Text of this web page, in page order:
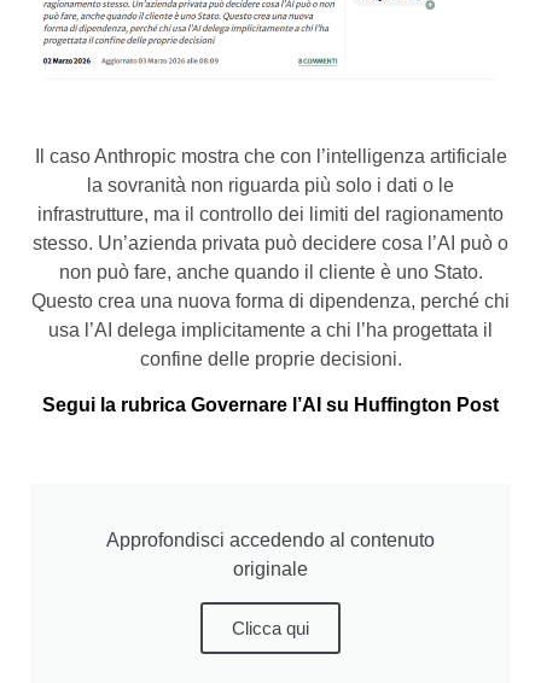
Il caso Anthropic mostra che con l’intelligenza artificiale
la sovranità non riguarda più solo i dati o le
infrastrutture, ma il controllo dei limiti del ragionamento
stesso. Un’azienda privata può decidere cosa l’AI può o
non può fare, anche quando il cliente è uno Stato.
Questo crea una nuova forma di dipendenza, perché chi
usa l’AI delega implicitamente a chi l’ha progettata il
confine delle proprie decisioni.
Segui la rubrica Governare l’AI su Huffington Post
Approfondisci accedendo al contenuto
originale
Clicca qui